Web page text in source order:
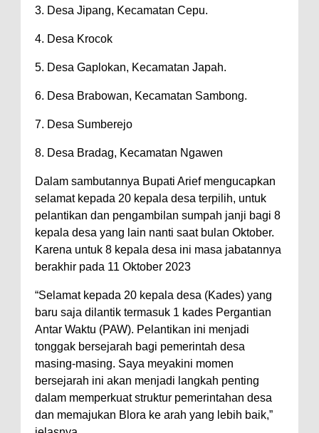
3. Desa Jipang, Kecamatan Cepu.
4. Desa Krocok
5. Desa Gaplokan, Kecamatan Japah.
6. Desa Brabowan, Kecamatan Sambong.
7. Desa Sumberejo
8. Desa Bradag, Kecamatan Ngawen
Dalam sambutannya Bupati Arief mengucapkan
selamat kepada 20 kepala desa terpilih, untuk
pelantikan dan pengambilan sumpah janji bagi 8
kepala desa yang lain nanti saat bulan Oktober.
Karena untuk 8 kepala desa ini masa jabatannya
berakhir pada 11 Oktober 2023
“Selamat kepada 20 kepala desa (Kades) yang
baru saja dilantik termasuk 1 kades Pergantian
Antar Waktu (PAW). Pelantikan ini menjadi
tonggak bersejarah bagi pemerintah desa
masing-masing. Saya meyakini momen
bersejarah ini akan menjadi langkah penting
dalam memperkuat struktur pemerintahan desa
dan memajukan Blora ke arah yang lebih baik,”